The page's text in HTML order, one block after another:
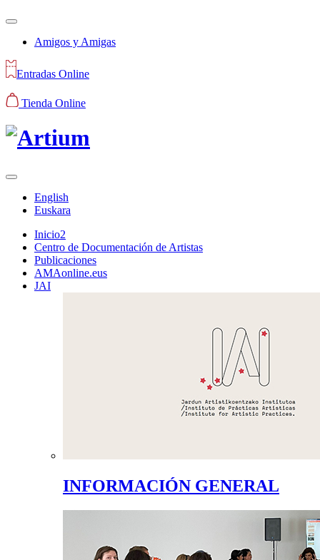
Amigos y Amigas
Entradas Online
Tienda Online
English
Euskara
Inicio2
Centro de Documentación de Artistas
Publicaciones
AMAonline.eus
JAI
INFORMACIÓN GENERAL